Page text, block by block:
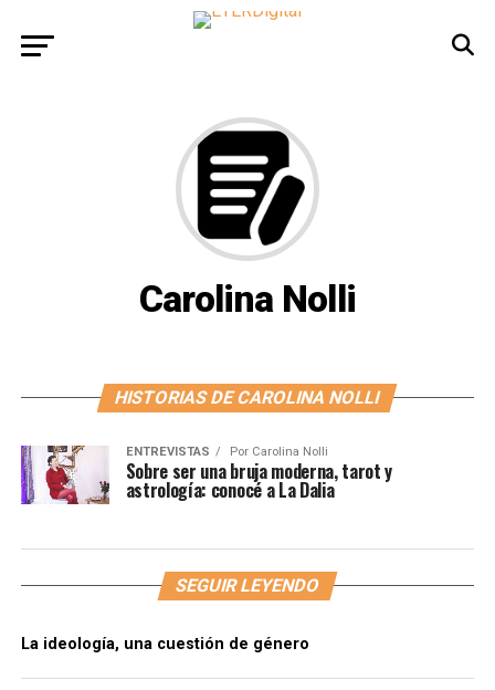
Carolina Nolli
HISTORIAS DE CAROLINA NOLLI
ENTREVISTAS Por Carolina Nolli
Sobre ser una bruja moderna, tarot y
astrología: conocé a La Dalia
SEGUIR LEYENDO
La ideología, una cuestión de género